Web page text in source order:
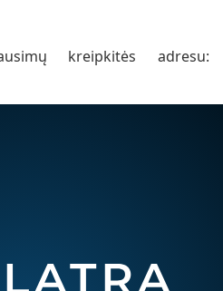
kreipkitės adresu: